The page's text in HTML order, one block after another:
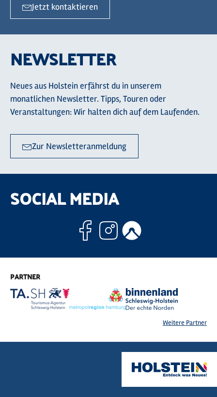
Jetzt kontaktieren
NEWSLETTER
Neues aus Holstein erfährst du in unserem
monatlichen Newsletter. Tipps, Touren oder
Veranstaltungen: Wir halten dich auf dem Laufenden.
Zur Newsletteranmeldung
SOCIAL MEDIA
Facebook
Instagram
PARTNER
Weitere Partner